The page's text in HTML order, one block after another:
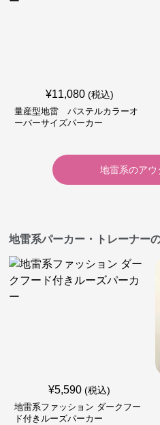
¥11,080 (税込)
量産型地雷 パステルカラーオ
ーバーサイズパーカー
地雷系のアウ
地雷系パーカー・トレーナー
¥5,590 (税込)
地雷系ファッション ダークフー
ド付きルーズパーカー